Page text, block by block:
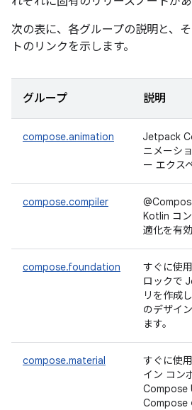
次の表に、各グループの説明と、
トのリンクを示します。
グループ 説明
compose.animation
Jetpack
ニメーシ
ー エクス
compose.compiler
Kotlin コ
適化を有
compose.foundation
すぐに使
ロックで
リを作成
のデザイ
ます。
compose.material
すぐに使
イン コン
Compose
Compose